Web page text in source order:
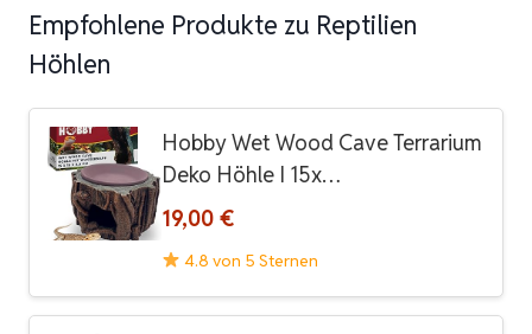
Empfohlene Produkte zu Reptilien
Höhlen
Hobby Wet Wood Cave Terrarium
Deko Höhle I 15x…
19,00 €
4.8 von 5 Sternen